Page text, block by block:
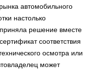
автомобильного
настолько
решение вместе
соответствия
осмотра или
может